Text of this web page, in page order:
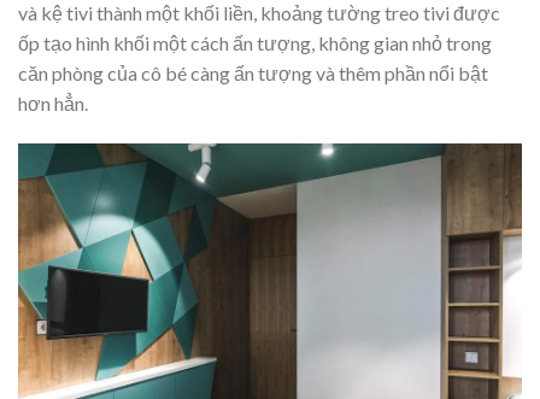
và kệ tivi thành một khối liền, khoảng tường treo tivi được
ốp tạo hình khối một cách ấn tượng, không gian nhỏ trong
căn phòng của cô bé càng ấn tượng và thêm phần nổi bật
hơn hẳn.